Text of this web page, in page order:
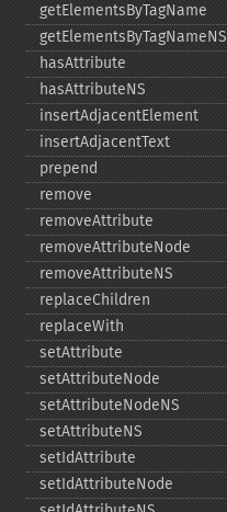
getElementsByTagName
getElementsByTagNameNS
hasAttribute
hasAttributeNS
insertAdjacentElement
insertAdjacentText
prepend
remove
removeAttribute
removeAttributeNode
removeAttributeNS
replaceChildren
replaceWith
setAttribute
setAttributeNode
setAttributeNodeNS
setAttributeNS
setIdAttribute
setIdAttributeNode